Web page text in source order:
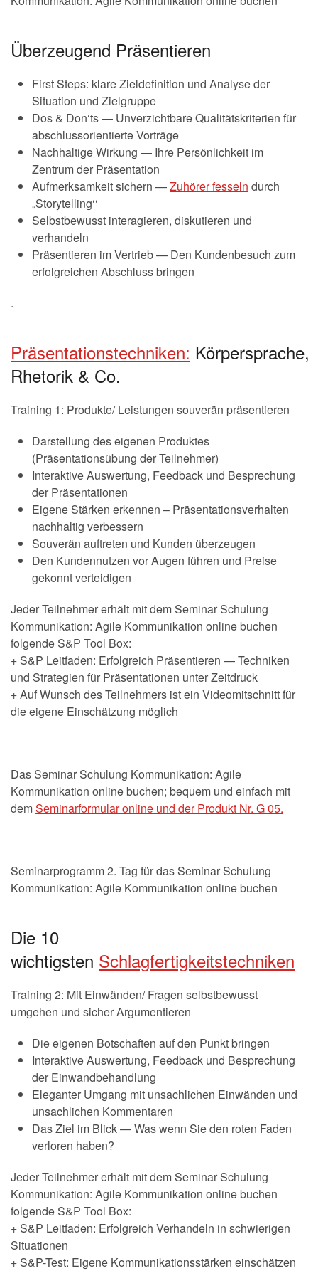
Überzeugend Präsentieren
First Steps: klare Zieldefinition und Analyse der
Situation und Zielgruppe
Dos & Don‘ts — Unverzichtbare Qualitätskriterien für
abschlussorientierte Vorträge
Nachhaltige Wirkung — Ihre Persönlichkeit im
Zentrum der Präsentation
Aufmerksamkeit sichern —Zuhörer fesseln durch
„Storytelling‘‘
Selbstbewusst interagieren, diskutieren und
verhandeln
Präsentieren im Vertrieb — Den Kundenbesuch zum
erfolgreichen Abschluss bringen
.
Präsentationstechniken: Körpersprache,
Rhetorik & Co.
Training 1: Produkte/ Leistungen souverän präsentieren
Darstellung des eigenen Produktes
(Präsentationsübung der Teilnehmer)
Interaktive Auswertung, Feedback und Besprechung
der Präsentationen
Eigene Stärken erkennen – Präsentationsverhalten
nachhaltig verbessern
Souverän auftreten und Kunden überzeugen
Den Kundennutzen vor Augen führen und Preise
gekonnt verteidigen
Jeder Teilnehmer erhält mit dem Seminar Schulung
Kommunikation: Agile Kommunikation online buchen
folgende S&P Tool Box:
+ S&P Leitfaden: Erfolgreich Präsentieren — Techniken
und Strategien für Präsentationen unter Zeitdruck
+ Auf Wunsch des Teilnehmers ist ein Videomitschnitt für
die eigene Einschätzung möglich
Das Seminar Schulung Kommunikation: Agile
Kommunikation online buchen; bequem und einfach mit
demSeminarformular online und der Produkt Nr. G 05.
Seminarprogramm 2. Tag für das Seminar Schulung
Kommunikation: Agile Kommunikation online buchen
Die 10
wichtigsten Schlagfertigkeitstechniken
Training 2: Mit Einwänden/ Fragen selbstbewusst
umgehen und sicher Argumentieren
Die eigenen Botschaften auf den Punkt bringen
Interaktive Auswertung, Feedback und Besprechung
der Einwandbehandlung
Eleganter Umgang mit unsachlichen Einwänden und
unsachlichen Kommentaren
Das Ziel im Blick — Was wenn Sie den roten Faden
verloren haben?
Jeder Teilnehmer erhält mit dem Seminar Schulung
Kommunikation: Agile Kommunikation online buchen
folgende S&P Tool Box:
+ S&P Leitfaden: Erfolgreich Verhandeln in schwierigen
Situationen
+ S&P-Test: Eigene Kommunikationsstärken einschätzen